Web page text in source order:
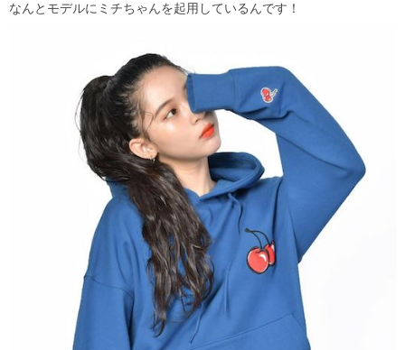
なんとモデルにミチちゃんを起用しているんです！